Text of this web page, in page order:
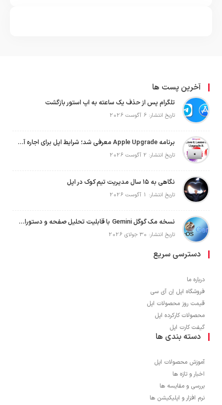
آخرین پست ها
تلگرام پس از حذف یک ساعته به اپ استور بازگشت
تاریخ انتشار: 6 آگوست 2026
برنامه Apple Upgrade معرفی شد؛ شرایط اپل برای اجاره آیفون، آیپد، مک و اپل واچ
تاریخ انتشار: 2 آگوست 2026
نگاهی به ۱۵ سال مدیریت تیم کوک در اپل
تاریخ انتشار: 1 آگوست 2026
نسخه مک گوگل Gemini با قابلیت تحلیل صفحه و دستورات صوتی در به‌روزرسانی جدید
تاریخ انتشار: 30 جولای 2026
دسترسی سریع
درباره ما
فروشگاه اپل اِن آی سی
قیمت روز محصولات اپل
محصولات کارکرده اپل
گیفت کارت اپل
دسته بندی ها
آموزش محصولات اپل
اخبار و تازه ها
بررسی و مقایسه ها
نرم افزار و اپلیکیشن ها